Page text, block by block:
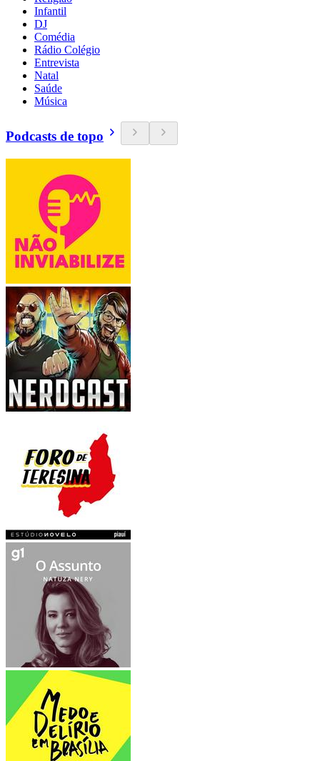
Infantil
DJ
Comédia
Rádio Colégio
Entrevista
Natal
Saúde
Música
Podcasts de topo